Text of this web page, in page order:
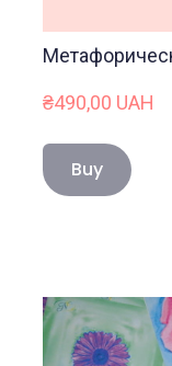
₴490,00 UAH
Buy